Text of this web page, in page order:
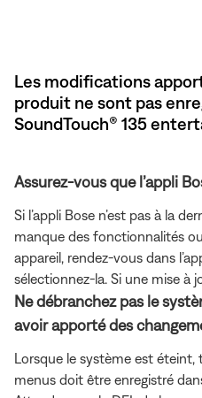
Les modifications
produit ne sont pas
SoundTouch® 135
Assurez-vous que l’appli
Si l’appli Bose n’est pas à la
manque des fonctionnalités
appareil, rendez-vous dans
sélectionnez-la. Si une mise à
Ne débranchez pas le
avoir apporté des
Lorsque le système est
menus doit être enregistré